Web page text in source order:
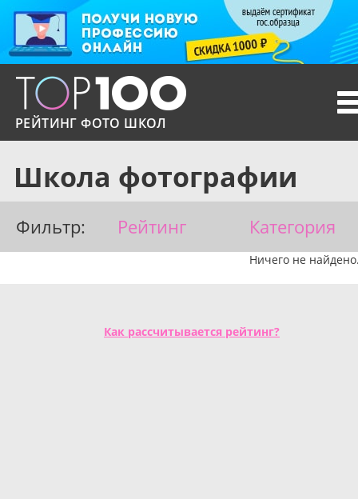
РЕЙТИНГ ФОТО ШКОЛ
Школа фотографии
Фильтр: Рейтинг Категория
Ничего не
Как рассчитывается рейтинг?